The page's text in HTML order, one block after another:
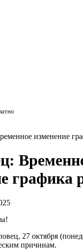
изменение
графика
27 октября
причинам.